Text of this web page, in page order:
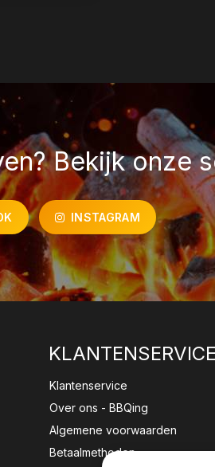
Bekijk onze
INSTAGRAM
KLANTENSERVICE
Klantenservice
Over ons - BBQing
Algemene voorwaarden
Betaalmethoden